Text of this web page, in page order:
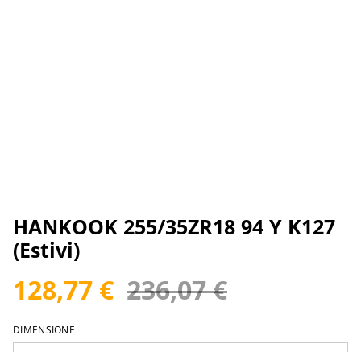
HANKOOK 255/35ZR18 94 Y K127
(Estivi)
128,77 € 236,07 €
DIMENSIONE